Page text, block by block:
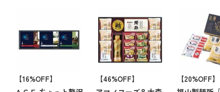
【16%OFF】
【46%OFF】
【20%OFF】